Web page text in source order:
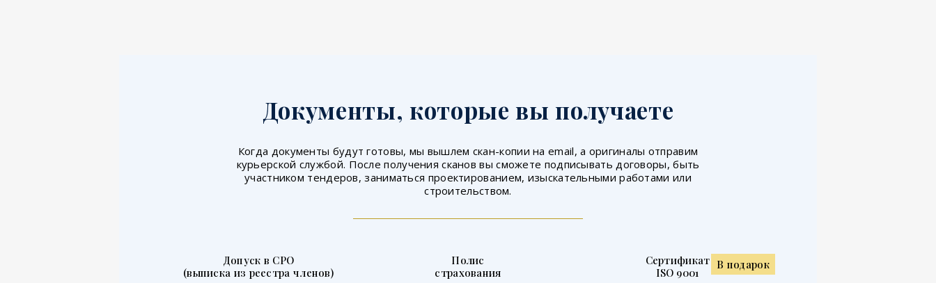
Документы, которые вы получаете
Когда документы будут готовы, мы вышлем скан-копии на email, а оригиналы отправим
курьерской службой. После получения сканов вы сможете подписывать договоры, быть
участником тендеров, заниматься проектированием, изыскательными работами или
строительством.
Допуск в СРО
(выписка из реестра членов)
Полис
страхования
В подарок
Сертификат
ISO 9001